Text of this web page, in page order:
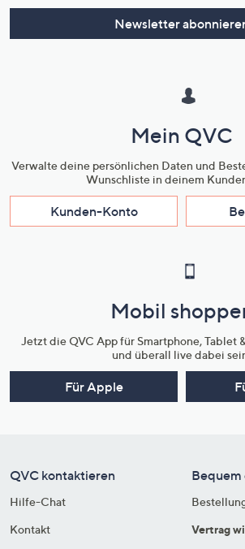
Newsletter
Mein QVC
Verwalte deine persönlichen Daten und
Wunschliste in deinem
Kunden-Konto
Mobil
Jetzt die QVC App für Smartphone, Tablet
und überall live dabei
Für Apple
QVC kontaktieren
Hilfe-Chat
Kontakt
Bequem
Vertrag